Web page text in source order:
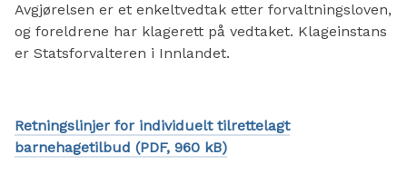
Avgjørelsen er et enkeltvedtak etter forvaltningsloven,
og foreldrene har klagerett på vedtaket. Klageinstans
er Statsforvalteren i Innlandet.
Retningslinjer for individuelt tilrettelagt
barnehagetilbud (PDF, 960 kB)